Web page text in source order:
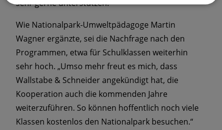
sehr gerne unterstützen.“
Wie Nationalpark-Umweltpädagoge Martin
Wagner ergänzte, sei die Nachfrage nach den
Programmen, etwa für Schulklassen weiterhin
sehr hoch. „Umso mehr freut es mich, dass
Wallstabe & Schneider angekündigt hat, die
Kooperation auch die kommenden Jahre
weiterzuführen. So können hoffentlich noch viele
Klassen kostenlos den Nationalpark besuchen.“